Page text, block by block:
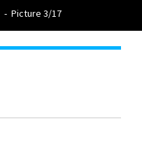
- Picture 3/17